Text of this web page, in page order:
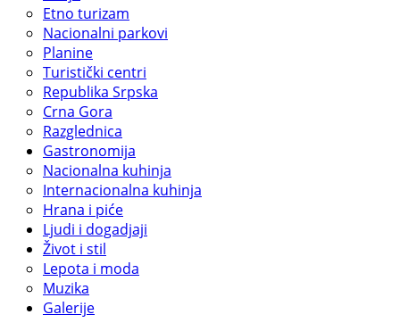
Etno turizam
Nacionalni parkovi
Planine
Turistički centri
Republika Srpska
Crna Gora
Razglednica
Gastronomija
Nacionalna kuhinja
Internacionalna kuhinja
Hrana i piće
Ljudi i dogadjaji
Život i stil
Lepota i moda
Muzika
Galerije